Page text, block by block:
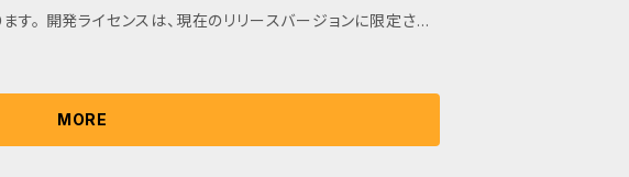
に限定さ
quest.com/licence_free.html
MORE